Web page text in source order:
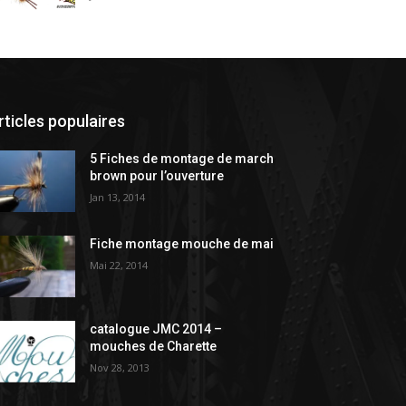
populaires
5 Fiches de montage de march
brown pour l’ouverture
Jan 13, 2014
Fiche montage mouche de mai
Mai 22, 2014
catalogue JMC 2014 –
mouches de Charette
Nov 28, 2013